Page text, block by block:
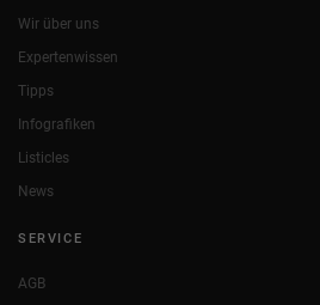
Wir über uns
Expertenwissen
Tipps
Infografiken
Listicles
News
SERVICE
AGB